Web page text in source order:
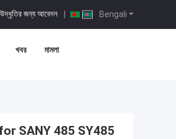
Bengali
উদ্ধৃতির জন্য আবেদন |
খবর মামলা
SANY 485 SY485